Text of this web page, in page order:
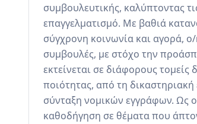
συμβουλευτικής, καλύπτοντας
επαγγελματισμό. Με βαθιά
σύγχρονη κοινωνία και αγορά,
συμβουλές, με στόχο την
εκτείνεται σε διάφορους
ποιότητας, από τη
σύνταξη νομικών εγγράφων. Ως
καθοδήγηση σε θέματα που